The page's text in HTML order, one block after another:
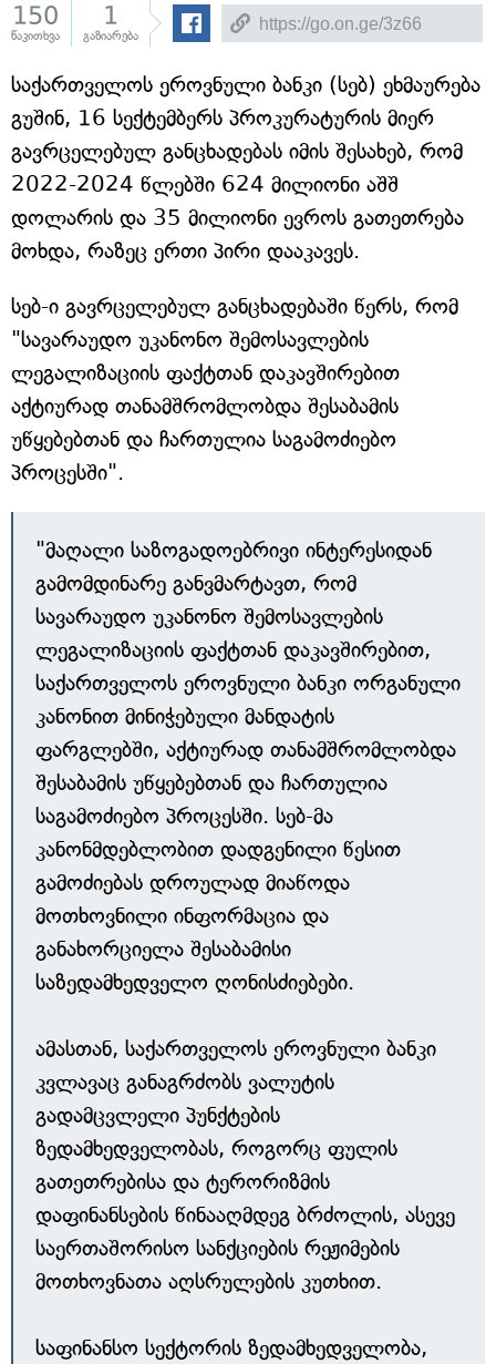
150
წაკითხვა
1
გაზიარება
საქართველოს ეროვნული ბანკი (სებ) ეხმაურება
გუშინ, 16 სექტემბერს პროკურატურის მიერ
გავრცელებულ განცხადებას იმის შესახებ, რომ
2022-2024 წლებში 624 მილიონი აშშ
დოლარის და 35 მილიონი ევროს გათეთრება
მოხდა, რაზეც ერთი პირი დააკავეს.
სებ-ი გავრცელებულ განცხადებაში წერს, რომ
"სავარაუდო უკანონო შემოსავლების
ლეგალიზაციის ფაქტთან დაკავშირებით
აქტიურად თანამშრომლობდა შესაბამის
უწყებებთან და ჩართულია საგამოძიებო
პროცესში".
"მაღალი საზოგადოებრივი ინტერესიდან
გამომდინარე განვმარტავთ, რომ
სავარაუდო უკანონო შემოსავლების
ლეგალიზაციის ფაქტთან დაკავშირებით,
საქართველოს ეროვნული ბანკი ორგანული
კანონით მინიჭებული მანდატის
ფარგლებში, აქტიურად თანამშრომლობდა
შესაბამის უწყებებთან და ჩართულია
საგამოძიებო პროცესში. სებ-მა
კანონმდებლობით დადგენილი წესით
გამოძიებას დროულად მიაწოდა
მოთხოვნილი ინფორმაცია და
განახორციელა შესაბამისი
საზედამხედველო ღონისძიებები.
ამასთან, საქართველოს ეროვნული ბანკი
კვლავაც განაგრძობს ვალუტის
გადამცვლელი პუნქტების
ზედამხედველობას, როგორც ფულის
გათეთრებისა და ტერორიზმის
დაფინანსების წინააღმდეგ ბრძოლის, ასევე
საერთაშორისო სანქციების რეჟიმების
მოთხოვნათა აღსრულების კუთხით.
საფინანსო სექტორის ზედამხედველობა,